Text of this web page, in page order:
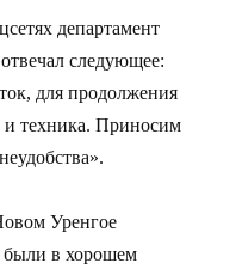
департамент
следующее:
для продолжения
и техника. Приносим
Уренгое
были в хорошем